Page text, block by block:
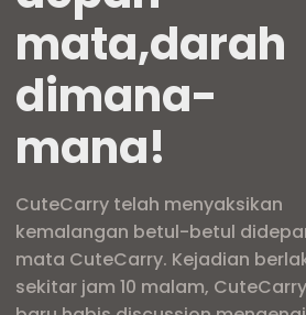
mata,darah
dimana-
mana!
CuteCarry telah menyaksikan
kemalangan betul-betul
mata CuteCarry. Kejadian
sekitar jam 10 malam, CuteCarry